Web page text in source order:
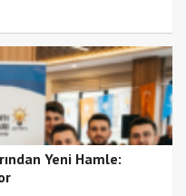
Yeni Hamle: